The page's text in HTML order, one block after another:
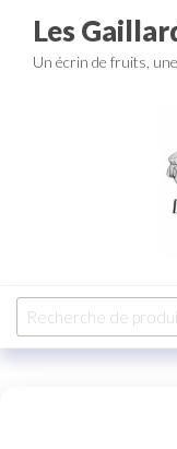
contenu
Les
Un écrin de fruits,
Recherche
pour :